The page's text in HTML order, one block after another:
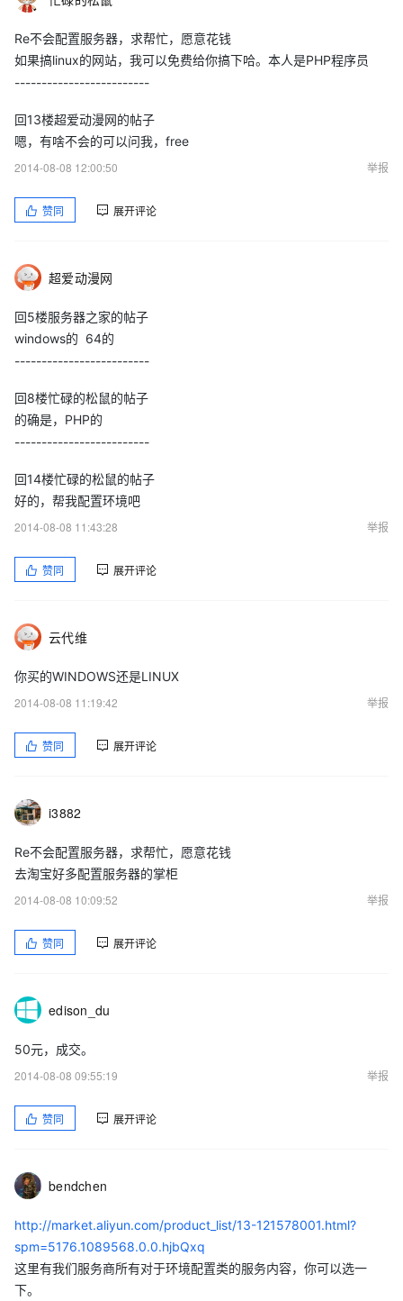
Re不会配置服务器，求帮忙，愿意花钱
如果搞linux的网站，我可以免费给你搞下哈。本人是PHP程序员
-------------------------
回13楼超爱动漫网的帖子
嗯，有啥不会的可以问我，free
2014-08-08 12:00:50
举报
赞同 展开评论
超爱动漫网
回5楼服务器之家的帖子
windows的 64的
-------------------------
回8楼忙碌的松鼠的帖子
的确是，PHP的
-------------------------
回14楼忙碌的松鼠的帖子
好的，帮我配置环境吧
2014-08-08 11:43:28
举报
赞同 展开评论
云代维
你买的WINDOWS还是LINUX
2014-08-08 11:19:42
举报
赞同 展开评论
i3882
Re不会配置服务器，求帮忙，愿意花钱
去淘宝好多配置服务器的掌柜
2014-08-08 10:09:52
举报
赞同 展开评论
edison_du
50元，成交。
2014-08-08 09:55:19
举报
赞同 展开评论
bendchen
http://market.aliyun.com/product_list/13-121578001.html?
spm=5176.1089568.0.0.hjbQxq
这里有我们服务商所有对于环境配置类的服务内容，你可以选一
下。